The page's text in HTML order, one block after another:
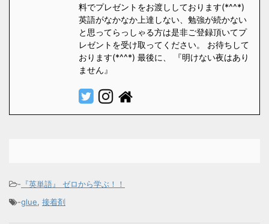
料でプレゼントをお渡ししております(*^^*)
英語がなかなか上達しない、勉強が続かない
と思ってらっしゃる方は是非ご登録頂いてプ
レゼントを受け取ってください。 お待ちして
おります(*^^*) 最後に、 『明けない夜はあり
ません』
- 『英単語』 ゼロから学ぶ！！
-glue, 接着剤